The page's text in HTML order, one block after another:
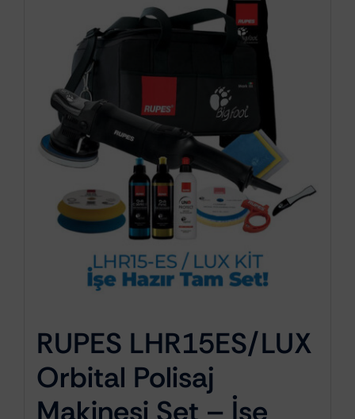
RUPES LHR15ES/LUX
Orbital Polisaj